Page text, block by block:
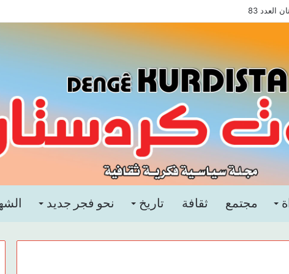
83
مجتمع ثقافة تاريخ نحو فجر جديد